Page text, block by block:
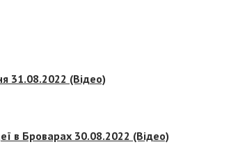
31.08.2022 (Відео)
в Броварах 30.08.2022 (Відео)